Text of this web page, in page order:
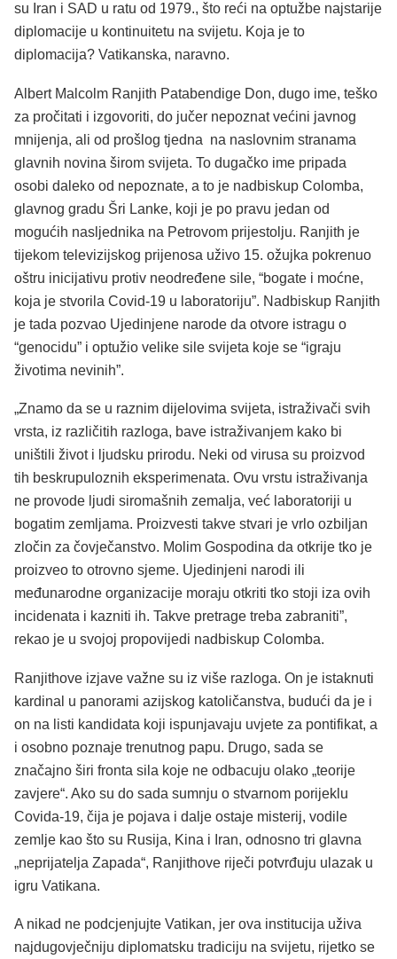
su Iran i SAD u ratu od 1979., što reći na optužbe najstarije
diplomacije u kontinuitetu na svijetu. Koja je to
diplomacija? Vatikanska, naravno.
Albert Malcolm Ranjith Patabendige Don, dugo ime, teško
za pročitati i izgovoriti, do jučer nepoznat većini javnog
mnijenja, ali od prošlog tjedna na naslovnim stranama
glavnih novina širom svijeta. To dugačko ime pripada
osobi daleko od nepoznate, a to je nadbiskup Colomba,
glavnog gradu Šri Lanke, koji je po pravu jedan od
mogućih nasljednika na Petrovom prijestolju. Ranjith je
tijekom televizijskog prijenosa uživo 15. ožujka pokrenuo
oštru inicijativu protiv neodređene sile, “bogate i moćne,
koja je stvorila Covid-19 u laboratoriju”. Nadbiskup Ranjith
je tada pozvao Ujedinjene narode da otvore istragu o
“genocidu” i optužio velike sile svijeta koje se “igraju
životima nevinih”.
„Znamo da se u raznim dijelovima svijeta, istraživači svih
vrsta, iz različitih razloga, bave istraživanjem kako bi
uništili život i ljudsku prirodu. Neki od virusa su proizvod
tih beskrupuloznih eksperimenata. Ovu vrstu istraživanja
ne provode ljudi siromašnih zemalja, već laboratoriji u
bogatim zemljama. Proizvesti takve stvari je vrlo ozbiljan
zločin za čovječanstvo. Molim Gospodina da otkrije tko je
proizveo to otrovno sjeme. Ujedinjeni narodi ili
međunarodne organizacije moraju otkriti tko stoji iza ovih
incidenata i kazniti ih. Takve pretrage treba zabraniti”,
rekao je u svojoj propovijedi nadbiskup Colomba.
Ranjithove izjave važne su iz više razloga. On je istaknuti
kardinal u panorami azijskog katoličanstva, budući da je i
on na listi kandidata koji ispunjavaju uvjete za pontifikat, a
i osobno poznaje trenutnog papu. Drugo, sada se
značajno širi fronta sila koje ne odbacuju olako „teorije
zavjere“. Ako su do sada sumnju o stvarnom porijeklu
Covida-19, čija je pojava i dalje ostaje misterij, vodile
zemlje kao što su Rusija, Kina i Iran, odnosno tri glavna
„neprijatelja Zapada“, Ranjithove riječi potvrđuju ulazak u
igru Vatikana.
A nikad ne podcjenjujte Vatikan, jer ova institucija uživa
najdugovječniju diplomatsku tradiciju na svijetu, rijetko se